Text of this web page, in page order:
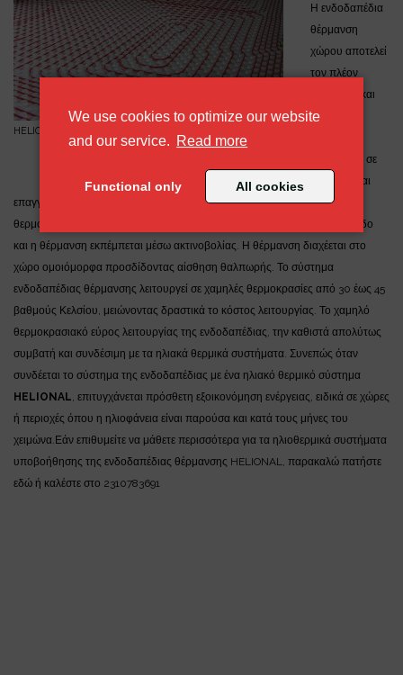
We use cookies to optimize our website
and our service. Read moreabout our cookie policy
Functional only All cookies
HELIONAL_ενδοδαπέδια_θέρμανση
Η ενδοδαπέδια
θέρμανση
χώρου αποτελεί
τον πλέον
σύγχρονο και
αποδοτικό
θέρμανσης σε
κατοικίες και
επαγγελματικούς χώρους. Το ζεστό νερό από το λέβητα ή την αντλία
θερμότητας, κυκλοφορεί σε ειδικούς σωλήνες εγκιβωτισμένους στο δάπεδο
και η θέρμανση εκπέμπεται μέσω ακτινοβολίας. Η θέρμανση διαχέεται στο
χώρο ομοιόμορφα προσδίδοντας αίσθηση θαλπωρής. Το σύστημα
ενδοδαπέδιας θέρμανσης λειτουργεί σε χαμηλές θερμοκρασίες από 30 έως 45
βαθμούς Κελσίου, μειώνοντας δραστικά το κόστος λειτουργίας. Το χαμηλό
θερμοκρασιακό εύρος λειτουργίας της ενδοδαπέδιας, την καθιστά απολύτως
συμβατή και συνδέσιμη με τα ηλιακά θερμικά συστήματα. Συνεπώς όταν
συνδέεται το σύστημα της ενδοδαπέδιας με ένα ηλιακό θερμικό σύστημα
HELIONAL , επιτυγχάνεται πρόσθετη εξοικονόμηση ενέργειας, ειδικά σε χώρες
ή περιοχές όπου η ηλιοφάνεια είναι παρούσα και κατά τους μήνες του
χειμώνα.Εάν επιθυμείτε να μάθετε περισσότερα για τα ηλιοθερμικά συστήματα
υποβοήθησης της ενδοδαπέδιας θέρμανσης HELIONAL, παρακαλώ πατήστε
εδώ ή καλέστε στο 2310783691